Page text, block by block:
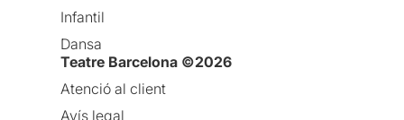
Infantil
Dansa
Teatre Barcelona ©2026
Atenció al client
Avís legal